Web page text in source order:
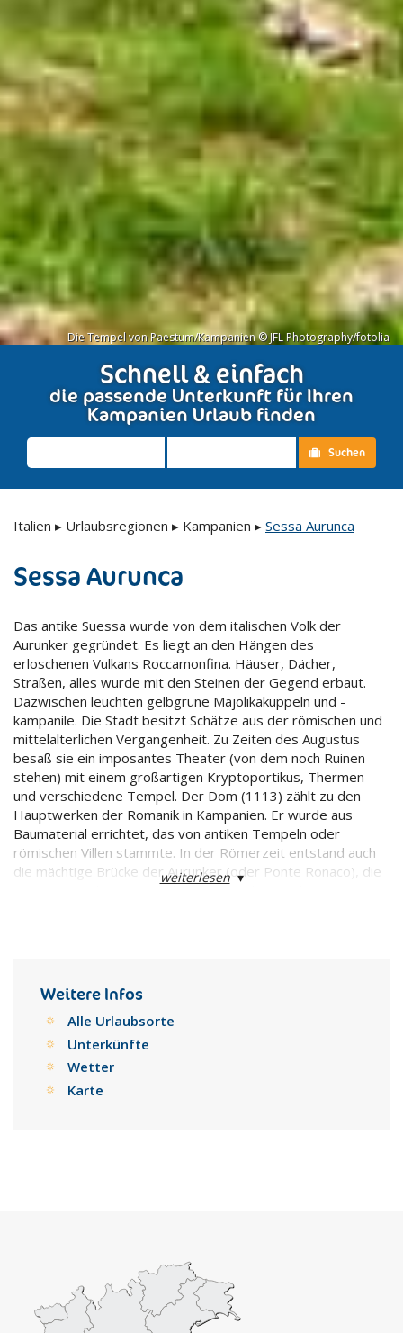
Die Tempel von Paestum/Kampanien © JFL Photography/fotolia
Schnell & einfach
die passende Unterkunft für Ihren
Kampanien Urlaub finden
Suchen
Italien ▸ Urlaubsregionen ▸ Kampanien ▸ Sessa Aurunca
Sessa Aurunca
Das antike Suessa wurde von dem italischen Volk der
Aurunker gegründet. Es liegt an den Hängen des
erloschenen Vulkans Roccamonfina. Häuser, Dächer,
Straßen, alles wurde mit den Steinen der Gegend erbaut.
Dazwischen leuchten gelbgrüne Majolikakuppeln und -
kampanile. Die Stadt besitzt Schätze aus der römischen und
mittelalterlichen Vergangenheit. Zu Zeiten des Augustus
besaß sie ein imposantes Theater (von dem noch Ruinen
stehen) mit einem großartigen Kryptoportikus, Thermen
und verschiedene Tempel. Der Dom (1113) zählt zu den
Hauptwerken der Romanik in Kampanien. Er wurde aus
Baumaterial errichtet, das von antiken Tempeln oder
römischen Villen stammte. In der Römerzeit entstand auch
die mächtige Brücke der Aurunker (oder Ponte Ronaco), die
weiterlesen▾
Weitere Infos
Alle Urlaubsorte
Unterkünfte
Wetter
Karte